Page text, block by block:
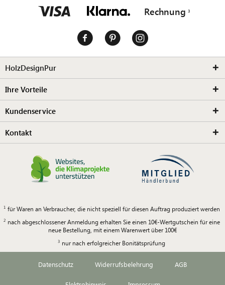
Rechnung
HolzDesignPur
Ihre Vorteile
Kundenservice
Kontakt
für Waren an Verbraucher, die nicht speziell für diesen Auftrag produziert werden
nach abgeschlossener Anmeldung erhalten Sie einen 10€-Wertgutschein für eine
neue Bestellung, mit einem Warenwert über 100€
nur nach erfolgreicher Bonitätsprüfung
Datenschutz Widerrufsbelehrung AGB